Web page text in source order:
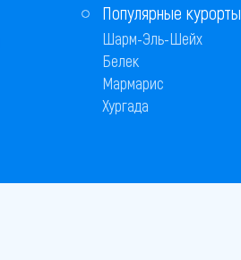
Популярные курорты
Шарм-Эль-Шейх
Белек
Мармарис
Хургада